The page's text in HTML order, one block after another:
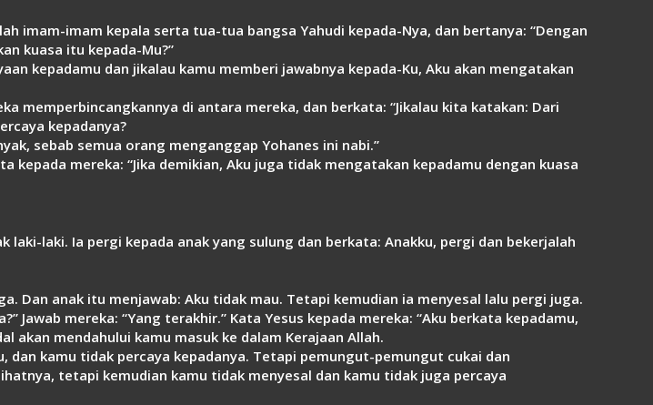
imam-imam kepala serta tua-tua bangsa Yahudi kepada-Nya, dan bertanya: “Dengan
kuasa itu kepada-Mu?”
kepadamu dan jikalau kamu memberi jawabnya kepada-Ku, Aku akan mengatakan
memperbincangkannya di antara mereka, dan berkata: “Jikalau kita katakan: Dari
kepadanya?
sebab semua orang menganggap Yohanes ini nabi.”
kepada mereka: “Jika demikian, Aku juga tidak mengatakan kepadamu dengan kuasa
laki. Ia pergi kepada anak yang sulung dan berkata: Anakku, pergi dan bekerjalah
Dan anak itu menjawab: Aku tidak mau. Tetapi kemudian ia menyesal lalu pergi juga.
Jawab mereka: “Yang terakhir.” Kata Yesus kepada mereka: “Aku berkata kepadamu,
akan mendahului kamu masuk ke dalam Kerajaan Allah.
dan kamu tidak percaya kepadanya. Tetapi pemungut-pemungut cukai dan
tetapi kemudian kamu tidak menyesal dan kamu tidak juga percaya